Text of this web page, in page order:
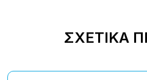
ΣΧΕΤΙΚΆ